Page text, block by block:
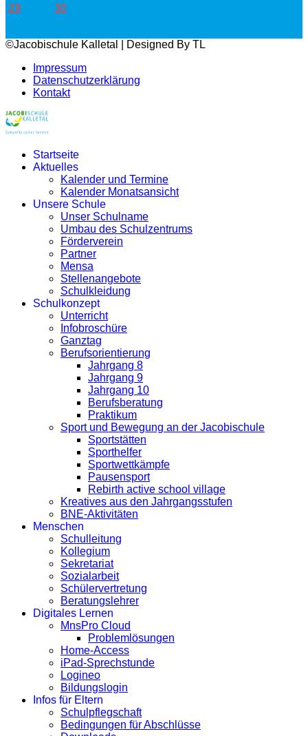
29 30
©Jacobischule Kalletal | Designed By TL
Impressum
Datenschutzerklärung
Kontakt
Startseite
Aktuelles
Kalender und Termine
Kalender Monatsansicht
Unsere Schule
Unser Schulname
Umbau des Schulzentrums
Förderverein
Partner
Mensa
Stellenangebote
Schulkleidung
Schulkonzept
Unterricht
Infobroschüre
Ganztag
Berufsorientierung
Jahrgang 8
Jahrgang 9
Jahrgang 10
Berufsberatung
Praktikum
Sport und Bewegung an der Jacobischule
Sportstätten
Sporthelfer
Sportwettkämpfe
Pausensport
Rebirth active school village
Kreatives aus den Jahrgangsstufen
BNE-Aktivitäten
Menschen
Schulleitung
Kollegium
Sekretariat
Sozialarbeit
Schülervertretung
Beratungslehrer
Digitales Lernen
MnsPro Cloud
Problemlösungen
Home-Access
iPad-Sprechstunde
Logineo
Bildungslogin
Infos für Eltern
Schulpflegschaft
Bedingungen für Abschlüsse